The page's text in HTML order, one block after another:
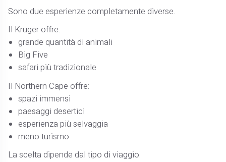
Sono due esperienze completamente diverse.
Il Kruger offre:
grande quantità di animali
Big Five
safari più tradizionale
Il Northern Cape offre:
spazi immensi
paesaggi desertici
esperienza più selvaggia
meno turismo
La scelta dipende dal tipo di viaggio.